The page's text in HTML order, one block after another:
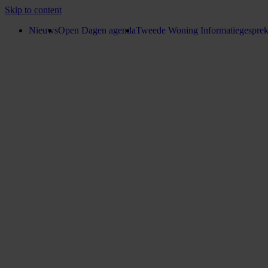
Skip to content
NieuwsOpen Dagen agendaTweede Woning Informatiegesprek